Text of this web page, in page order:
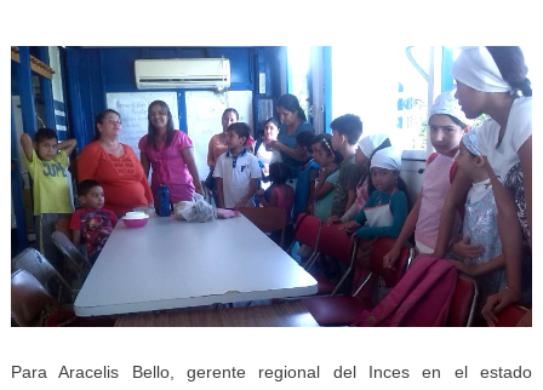
Para Aracelis Bello, gerente regional del Inces en el estado